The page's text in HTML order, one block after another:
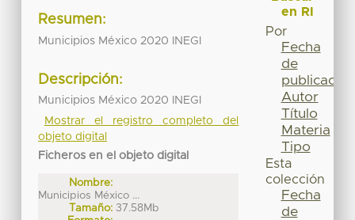
Resumen:
Municipios México 2020 INEGI
Descripción:
Municipios México 2020 INEGI
Mostrar el registro completo del
objeto digital
Ficheros en el objeto digital
Nombre:
Municipios México ...
Tamaño: 37.58Mb
en RI
Por
Fecha
de
publicación
Autor
Título
Materia
Tipo
Esta
colección
Fecha
de